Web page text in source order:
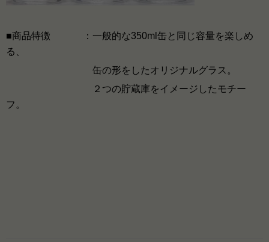
■商品特徴
：一般的な350ml缶と同じ容量を楽しめ
る、
缶の形をしたオリジナルグラス。
２つの貯蔵庫をイメージしたモチー
フ。